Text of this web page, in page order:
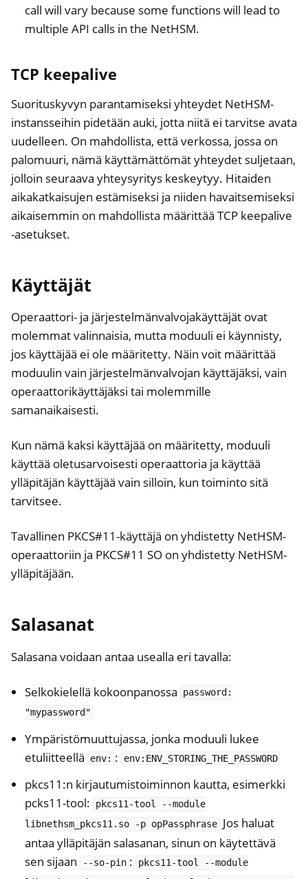
call will vary because some functions will lead to
multiple API calls in the NetHSM.
TCP keepalive
Suorituskyvyn parantamiseksi yhteydet NetHSM-
instansseihin pidetään auki, jotta niitä ei tarvitse avata
uudelleen. On mahdollista, että verkossa, jossa on
palomuuri, nämä käyttämättömät yhteydet suljetaan,
jolloin seuraava yhteysyritys keskeytyy. Hitaiden
aikakatkaisujen estämiseksi ja niiden havaitsemiseksi
aikaisemmin on mahdollista määrittää TCP keepalive
-asetukset.
Käyttäjät
Operaattori- ja järjestelmänvalvojakäyttäjät ovat
molemmat valinnaisia, mutta moduuli ei käynnisty,
jos käyttäjää ei ole määritetty. Näin voit määrittää
moduulin vain järjestelmänvalvojan käyttäjäksi, vain
operaattorikäyttäjäksi tai molemmille
samanaikaisesti.
Kun nämä kaksi käyttäjää on määritetty, moduuli
käyttää oletusarvoisesti operaattoria ja käyttää
ylläpitäjän käyttäjää vain silloin, kun toiminto sitä
tarvitsee.
Tavallinen PKCS#11-käyttäjä on yhdistetty NetHSM-
operaattoriin ja PKCS#11 SO on yhdistetty NetHSM-
ylläpitäjään.
Salasanat
Salasana voidaan antaa usealla eri tavalla:
Selkokielellä kokoonpanossa
password:
"mypassword"
Ympäristömuuttujassa, jonka moduuli lukee
etuliitteellä
env: : env:ENV_STORING_THE_PASSWORD
pkcs11:n kirjautumistoiminnon kautta, esimerkki
pcks11-tool:
pkcs11-tool
--module
libnethsm_pkcs11.so
-p opPassphrase Jos haluat
antaa ylläpitäjän salasanan, sinun on käytettävä
sen sijaan
--so-pin : pkcs11-tool
--module